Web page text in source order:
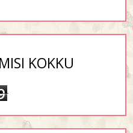
KOKKU